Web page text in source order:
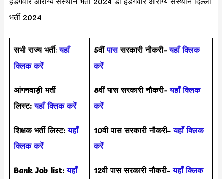
भर्ती 2024
सभी राज्य भर्ती: यहाँ
क्लिक करें
5वींपाससरकारी नौकरी- यहाँ क्लिक
करें
आंगनवाड़ी भर्ती
लिस्ट: यहाँ क्लिक करें
8वीं पास सरकारी नौकरी- यहाँ क्लिक
करें
शिक्षक भर्ती लिस्ट: यहाँ
क्लिक करें
10वी पास सरकारी नौकरी- यहाँ क्लिक
करें
Bank Job list: यहाँ
12वी पास सरकारी नौकरी- यहाँ क्लिक